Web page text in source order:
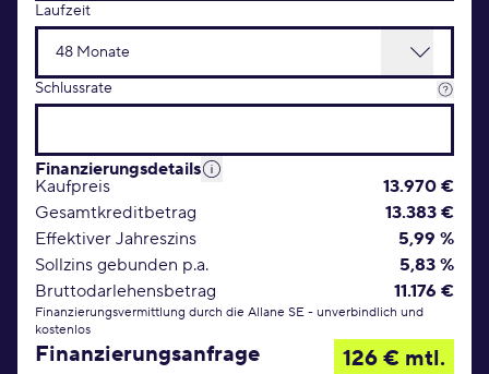
Laufzeit
Schlussrate
Finanzierungsdetails
Kaufpreis
13.970 €
Gesamtkreditbetrag
13.383 €
Effektiver Jahreszins
5,99 %
Sollzins gebunden p.a.
5,83 %
Bruttodarlehensbetrag
11.176 €
Finanzierungsvermittlung durch die Allane SE - unverbindlich und
kostenlos
Finanzierungsanfrage 126 € mtl.